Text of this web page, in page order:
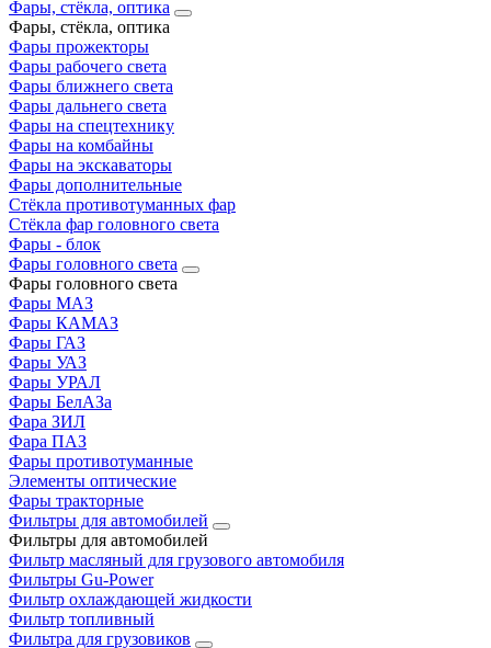
Фары, стёкла, оптика
Фары, стёкла, оптика
Фары прожекторы
Фары рабочего света
Фары ближнего света
Фары дальнего света
Фары на спецтехнику
Фары на комбайны
Фары на экскаваторы
Фары дополнительные
Стёкла противотуманных фар
Стёкла фар головного света
Фары - блок
Фары головного света
Фары головного света
Фары МАЗ
Фары КАМАЗ
Фары ГАЗ
Фары УАЗ
Фары УРАЛ
Фары БелАЗа
Фара ЗИЛ
Фара ПАЗ
Фары противотуманные
Элементы оптические
Фары тракторные
Фильтры для автомобилей
Фильтры для автомобилей
Фильтр масляный для грузового автомобиля
Фильтры Gu-Power
Фильтр охлаждающей жидкости
Фильтр топливный
Фильтра для грузовиков